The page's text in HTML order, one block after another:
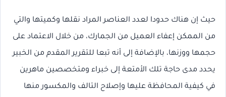
حيث إن هناك حدودا لعدد العناصر المراد نقلها وكميتها والتي
من الممكن إعفاء العميل من الجمارك، من خلال الاعتماد على
حجمها ووزنها، بالإضافة إلى أنه تبعا للتقرير المقدم من الخبير
يحدد مدى حاجة تلك الأمتعة إلى خبراء ومتخصصين ماهرين
في كيفية المحافظة عليها وإصلاح التالف والمكسور منها